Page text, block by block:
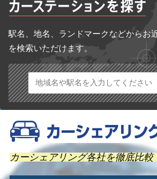
駅名、地名、ランドマークなどからお
を検索いただけます。
カーシェアリング各社を徹底比較